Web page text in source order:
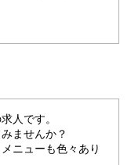
人です。
ませんか？
ニューも色々あり